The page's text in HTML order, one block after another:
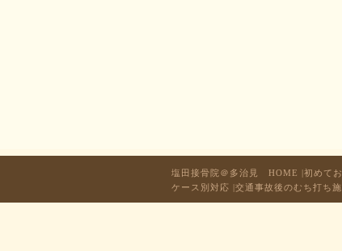
塩田接骨院＠多治見 HOME |初めて
ケース別対応 |交通事故後のむち打ち